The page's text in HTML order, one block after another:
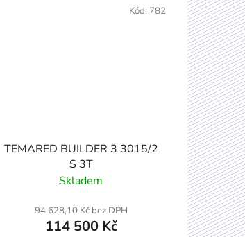
TEMARED BUILDER 3 3015/2
S 3T
Skladem
94 628,10 Kč bez DPH
114 500 Kč
Kód: 782